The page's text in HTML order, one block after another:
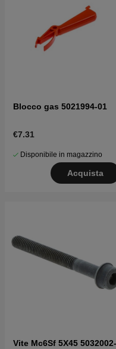
Blocco gas 5021994-01
€7.31
Disponibile in magazzino
Acquista
Vite Mc6Sf 5X45 5032002-